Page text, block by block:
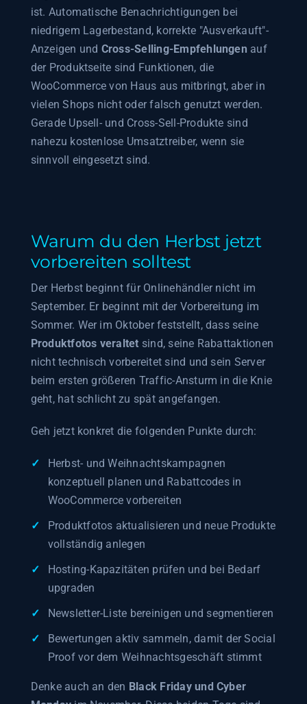
ist. Automatische Benachrichtigungen bei
niedrigem Lagerbestand, korrekte "Ausverkauft"-
Anzeigen und Cross-Selling-Empfehlungen auf
der Produktseite sind Funktionen, die
WooCommerce von Haus aus mitbringt, aber in
vielen Shops nicht oder falsch genutzt werden.
Gerade Upsell- und Cross-Sell-Produkte sind
nahezu kostenlose Umsatztreiber, wenn sie
sinnvoll eingesetzt sind.
Warum du den Herbst jetzt
vorbereiten solltest
Der Herbst beginnt für Onlinehändler nicht im
September. Er beginnt mit der Vorbereitung im
Sommer. Wer im Oktober feststellt, dass seine
Produktfotos veraltet sind, seine Rabattaktionen
nicht technisch vorbereitet sind und sein Server
beim ersten größeren Traffic-Ansturm in die Knie
geht, hat schlicht zu spät angefangen.
Geh jetzt konkret die folgenden Punkte durch:
Herbst- und Weihnachtskampagnen
konzeptuell planen und Rabattcodes in
WooCommerce vorbereiten
Produktfotos aktualisieren und neue Produkte
vollständig anlegen
Hosting-Kapazitäten prüfen und bei Bedarf
upgraden
Newsletter-Liste bereinigen und segmentieren
Bewertungen aktiv sammeln, damit der Social
Proof vor dem Weihnachtsgeschäft stimmt
Denke auch an den Black Friday und Cyber